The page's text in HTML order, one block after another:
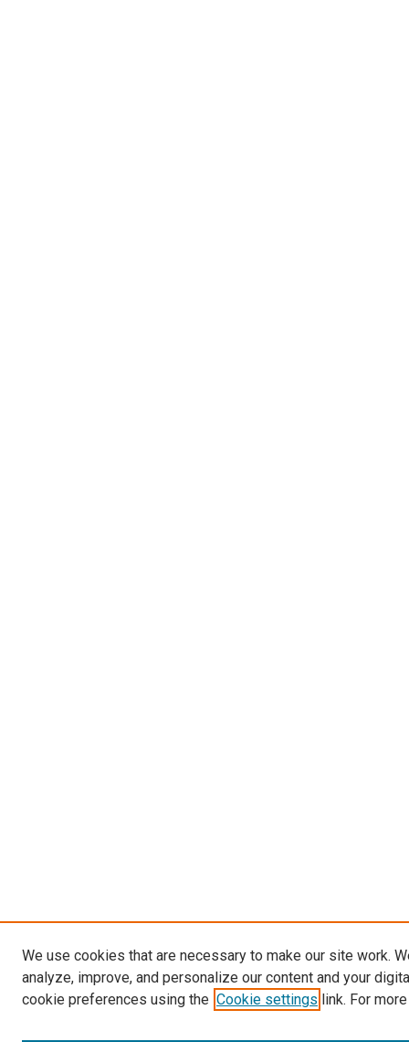
We use cookies that are necessary to make our site work.
analyze, improve, and personalize our content and your
cookie preferences using the Cookie settings link. For